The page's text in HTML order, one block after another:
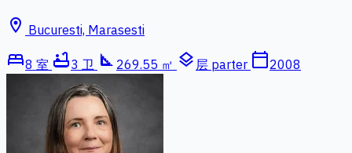
location_on Bucuresti, Marasesti
bed8 室 bathtub3 卫 square_foot 269.55 ㎡ layers 层 parter calendar_today2008